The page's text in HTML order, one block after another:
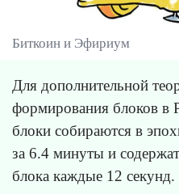
Биткоин и Эфириум
Для дополнительной
формирования блоков в
блоки собираются в
за 6.4 минуты и
блока каждые 12 секунд.